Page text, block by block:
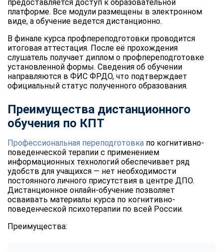
предоставляется доступ к образовательной
платформе. Все модули размещены в электронном
виде, а обучение ведется дистанционно.
В финале курса профпереподготовки проводится
итоговая аттестация. После её прохождения
слушатель получает диплом о профпереподготовке
установленной формы. Сведения об обучении
направляются в ФИС ФРДО, что подтверждает
официальный статус полученного образования.
Преимущества дистанционного
обучения по КПТ
Профессиональная переподготовка по когнитивно-
поведенческой терапии с применением
информационных технологий обеспечивает ряд
удобств для учащихся — нет необходимости
постоянного личного присутствия в центре ДПО.
Дистанционное онлайн-обучение позволяет
осваивать материалы курса по когнитивно-
поведенческой психотерапии по всей России.
Преимущества: